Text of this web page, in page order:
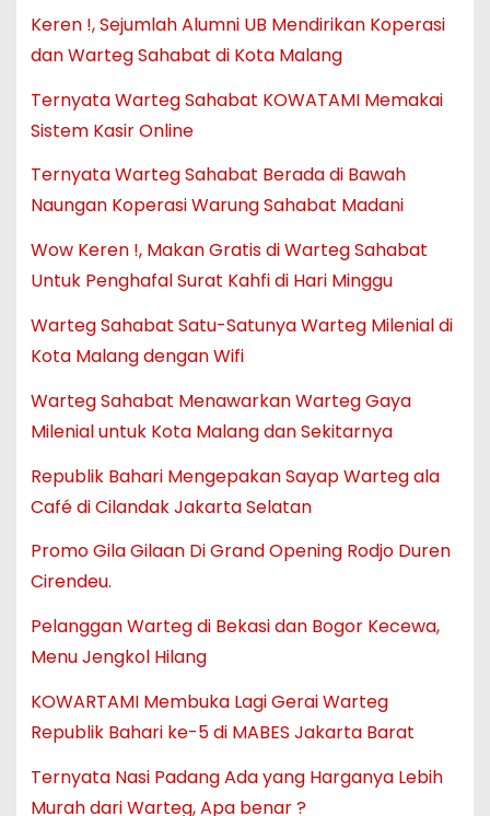
Keren !, Sejumlah Alumni UB Mendirikan Koperasi
dan Warteg Sahabat di Kota Malang
Ternyata Warteg Sahabat KOWATAMI Memakai
Sistem Kasir Online
Ternyata Warteg Sahabat Berada di Bawah
Naungan Koperasi Warung Sahabat Madani
Wow Keren !, Makan Gratis di Warteg Sahabat
Untuk Penghafal Surat Kahfi di Hari Minggu
Warteg Sahabat Satu-Satunya Warteg Milenial di
Kota Malang dengan Wifi
Warteg Sahabat Menawarkan Warteg Gaya
Milenial untuk Kota Malang dan Sekitarnya
Republik Bahari Mengepakan Sayap Warteg ala
Café di Cilandak Jakarta Selatan
Promo Gila Gilaan Di Grand Opening Rodjo Duren
Cirendeu.
Pelanggan Warteg di Bekasi dan Bogor Kecewa,
Menu Jengkol Hilang
KOWARTAMI Membuka Lagi Gerai Warteg
Republik Bahari ke-5 di MABES Jakarta Barat
Ternyata Nasi Padang Ada yang Harganya Lebih
Murah dari Warteg, Apa benar ?